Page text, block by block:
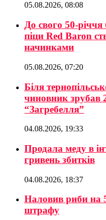
05.08.2026, 08:08
До свого 50-
піци Red Baron
начинками
05.08.2026, 07:20
Біля
чиновник зрубав
“Загребелля”
04.08.2026, 19:33
Продала меду в
гривень збитків
04.08.2026, 18:37
Наловив риби на
штрафу